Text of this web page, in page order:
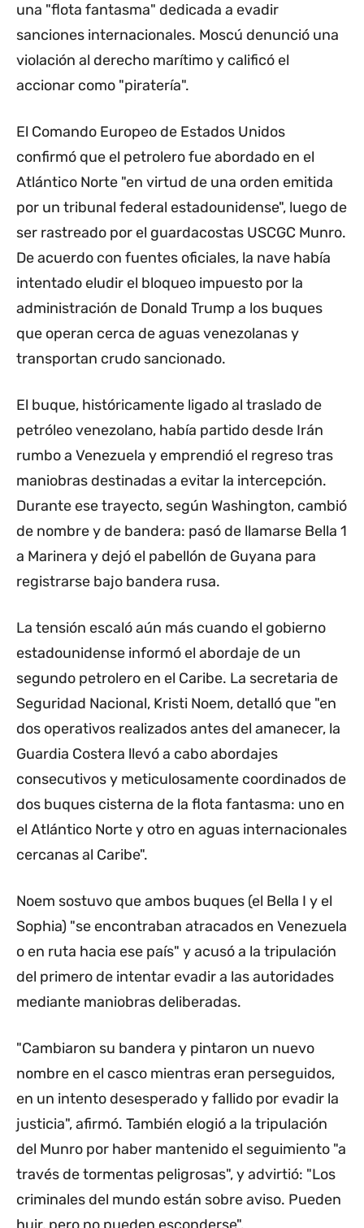
una "flota fantasma" dedicada a evadir
sanciones internacionales. Moscú denunció una
violación al derecho marítimo y calificó el
accionar como "piratería".
El Comando Europeo de Estados Unidos
confirmó que el petrolero fue abordado en el
Atlántico Norte "en virtud de una orden emitida
por un tribunal federal estadounidense", luego de
ser rastreado por el guardacostas USCGC Munro.
De acuerdo con fuentes oficiales, la nave había
intentado eludir el bloqueo impuesto por la
administración de Donald Trump a los buques
que operan cerca de aguas venezolanas y
transportan crudo sancionado.
El buque, históricamente ligado al traslado de
petróleo venezolano, había partido desde Irán
rumbo a Venezuela y emprendió el regreso tras
maniobras destinadas a evitar la intercepción.
Durante ese trayecto, según Washington, cambió
de nombre y de bandera: pasó de llamarse Bella 1
a Marinera y dejó el pabellón de Guyana para
registrarse bajo bandera rusa.
La tensión escaló aún más cuando el gobierno
estadounidense informó el abordaje de un
segundo petrolero en el Caribe. La secretaria de
Seguridad Nacional, Kristi Noem, detalló que "en
dos operativos realizados antes del amanecer, la
Guardia Costera llevó a cabo abordajes
consecutivos y meticulosamente coordinados de
dos buques cisterna de la flota fantasma: uno en
el Atlántico Norte y otro en aguas internacionales
cercanas al Caribe".
Noem sostuvo que ambos buques (el Bella I y el
Sophia) "se encontraban atracados en Venezuela
o en ruta hacia ese país" y acusó a la tripulación
del primero de intentar evadir a las autoridades
mediante maniobras deliberadas.
"Cambiaron su bandera y pintaron un nuevo
nombre en el casco mientras eran perseguidos,
en un intento desesperado y fallido por evadir la
justicia", afirmó. También elogió a la tripulación
del Munro por haber mantenido el seguimiento "a
través de tormentas peligrosas", y advirtió: "Los
criminales del mundo están sobre aviso. Pueden